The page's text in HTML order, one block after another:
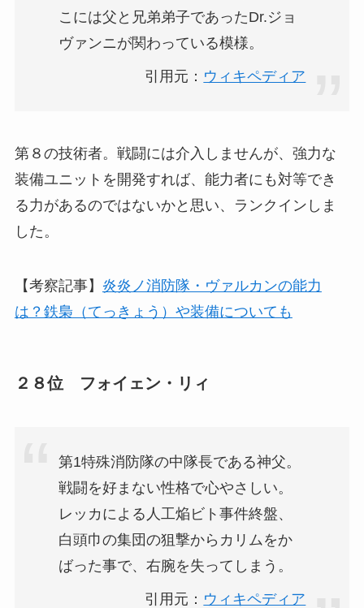
こには父と兄弟弟子であったDr.ジョ
ヴァンニが関わっている模様。
引用元： ウィキペディア
第８の技術者。戦闘には介入しませんが、強力な
装備ユニットを開発すれば、能力者にも対等でき
る力があるのではないかと思い、ランクインしま
した。
【考察記事】 炎炎ノ消防隊・ヴァルカンの能力
は？鉄梟（てっきょう）や装備についても
２８位 フォイェン・リィ
第1特殊消防隊の中隊長である神父。
戦闘を好まない性格で心やさしい。
レッカによる人工焔ビト事件終盤、
白頭巾の集団の狙撃からカリムをか
ばった事で、右腕を失ってしまう。
引用元： ウィキペディア